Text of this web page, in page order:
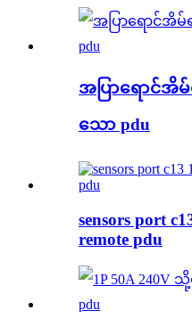
အပြာရောင်အိမ်
သော pdu
sensors port
remote pdu